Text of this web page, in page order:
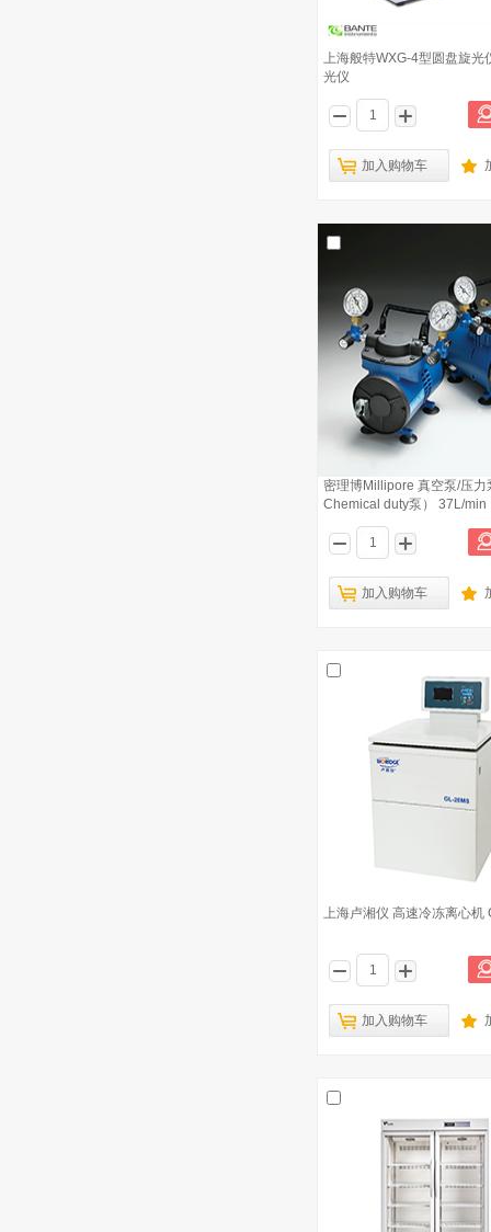
上海般特WXG-4型圆盘旋光
光仪
加入购物车
密理博Millipore 真空泵/压力
Chemical duty泵） 37L/min
加入购物车
上海卢湘仪 高速冷冻离心机
加入购物车